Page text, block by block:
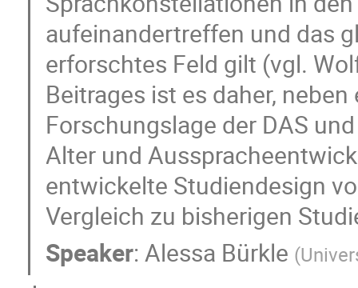
aufeinandertreffen und das
erforschtes Feld gilt (vgl.
Beitrages ist es daher,
Forschungslage der DAS
Alter und
entwickelte Studiendesign
Vergleich zu bisherigen
Speaker:Alessa Bürkle (